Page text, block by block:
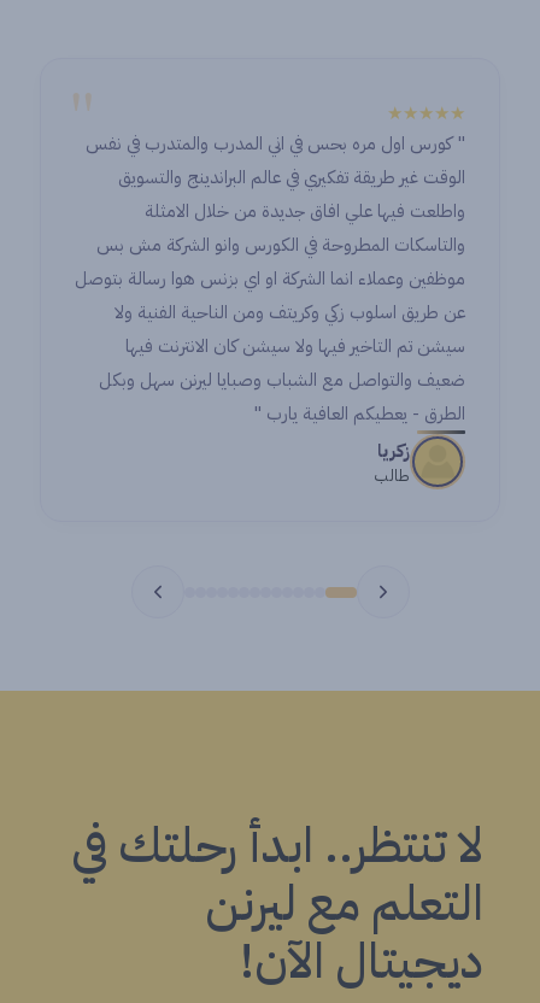
"
★★★★★
" كورس اول مره بحس في اني المدرب والمتدرب في نفس
الوقت غير طريقة تفكيري في عالم البراندينج والتسويق
واطلعت فيها علي افاق جديدة من خلال الامثلة
والتاسكات المطروحة في الكورس وانو الشركة مش بس
موظفين وعملاء انما الشركة او اي بزنس هوا رسالة بتوصل
عن طريق اسلوب زكي وكريتف ومن الناحية الفنية ولا
سيشن تم التاخير فيها ولا سيشن كان الانترنت فيها
ضعيف والتواصل مع الشباب وصبايا ليرنن سهل وبكل
الطرق - يعطيكم العافية يارب "
زكريا
طالب
لا تنتظر.. ابدأ رحلتك في
التعلم مع ليرنن
ديجيتال الآن!